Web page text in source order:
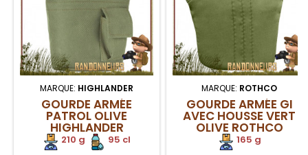
MARQUE: HIGHLANDER
GOURDE ARMÉE
PATROL OLIVE
HIGHLANDER
210 g
95 cl
MARQUE: ROTHCO
GOURDE ARMÉE GI
AVEC HOUSSE VERT
OLIVE ROTHCO
165 g